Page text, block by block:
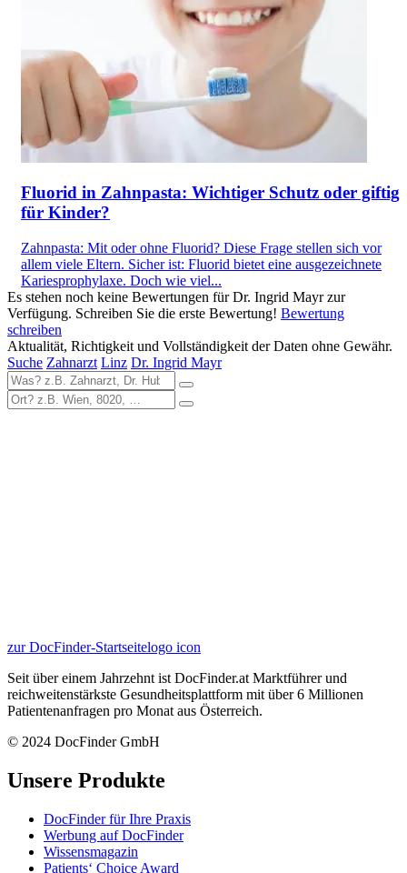
Fluorid in Zahnpasta: Wichtiger Schutz oder giftig
für Kinder?
Zahnpasta: Mit oder ohne Fluorid? Diese Frage stellen sich vor
allem viele Eltern. Sicher ist: Fluorid bietet eine ausgezeichnete
Kariesprophylaxe. Doch wie viel...
Es stehen noch keine Bewertungen für Dr. Ingrid Mayr zur
Verfügung. Schreiben Sie die erste Bewertung! Bewertung
schreiben
Aktualität, Richtigkeit und Vollständigkeit der Daten ohne Gewähr.
Suche Zahnarzt Linz Dr. Ingrid Mayr
zur DocFinder-Startseitelogo icon
Seit über einem Jahrzehnt ist DocFinder.at Marktführer und
reichweitenstärkste Gesundheitsplattform mit über 6 Millionen
Patientenanfragen pro Monat aus Österreich.
© 2024 DocFinder GmbH
Unsere Produkte
DocFinder für Ihre Praxis
Werbung auf DocFinder
Wissensmagazin
Patients‘ Choice Award